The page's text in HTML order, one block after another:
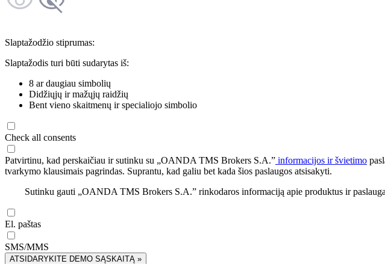
Slaptažodžio stiprumas:
Slaptažodis turi būti sudarytas iš:
8 ar daugiau simbolių
Didžiųjų ir mažųjų raidžių
Bent vieno skaitmenų ir specialiojo simbolio
Check all consents
Patvirtinu, kad perskaičiau ir sutinku su „OANDA TMS Brokers S.A.” informacijos ir švietimo
tvarkymo klausimais pagrindas. Suprantu, kad galiu bet kada šios paslaugos atsisakyti.
Sutinku gauti „OANDA TMS Brokers S.A.” rinkodaros informaciją apie produktus ir
El. paštas
SMS/MMS
ATSIDARYKITE DEMO SĄSKAITĄ »